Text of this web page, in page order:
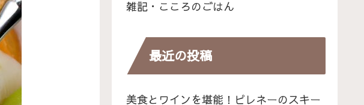
雑記・こころのごはん
最近の投稿
美食とワインを堪能！ピレネーのスキー